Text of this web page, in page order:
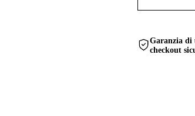
}}"
Garanzia di
checkout